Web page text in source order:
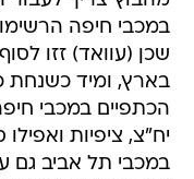
במכבי חיפה
שכן (עוואד) זזו
בארץ, ומיד כשנחת
הכתפיים במכבי
יח"צ, ציפיות
במכבי תל אביב גם